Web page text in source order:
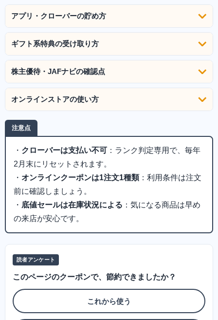
アプリ・クローバーの貯め方
ギフト系特典の受け取り方
株主優待・JAFナビの確認点
オンラインストアの使い方
注意点
・ クローバーは支払い不可 ：ランク判定専用で、毎年
2月末にリセットされます。
・ オンラインクーポンは1注文1種類：利用条件は注文
前に確認しましょう。
・ 底値セールは在庫状況による ：気になる商品は早め
の来店が安心です。
読者アンケート
このページのクーポンで、節約できましたか？
これから使う